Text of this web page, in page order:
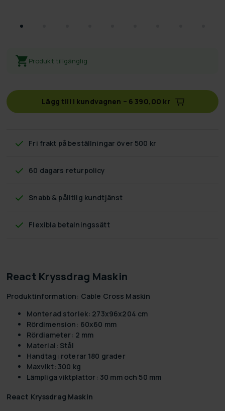
Produkt tillgänglig
Lägg till i kundvagnen – 6 390,00 kr
Fri frakt på beställningar över 500 kr
60 dagars returpolicy
Snabb & pålitlig kundtjänst
Flexibla betalningssätt
React Kryssdrag Maskin
Produktinformation: Cable Cross Maskin
Monterad storlek: 273x96x204 cm
Rördimension: 60x60 mm
Rördiameter: 2 mm
Material: Stål
Handtag: roterar 180 grader
Maxvikt: 300 kg
Lämpliga viktplattor: 30 mm och 50 mm
React Kryssdrag Maskin